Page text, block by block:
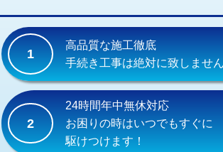
交換・取付（タンク）
交換・取付(単水栓（壁付・デッキ
式）)
交換・取付(混合水栓（壁付・デッキ
式・ワンホール）)
交換・取付(排水栓・排水トラップ
1
高品質な施工徹底
手続き工事は絶対に致しません
2
24時間年中無休対応
お困りの時はいつでもすぐに
駆けつけます！